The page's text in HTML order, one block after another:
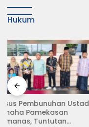
Hukum
Meluruskan Penjungkir-
balikan Akal Sehat Ahli
Dalam Kasus Ijasah